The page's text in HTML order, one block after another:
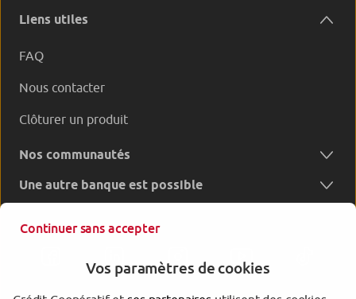
Liens utiles
FAQ
Nous contacter
Clôturer un produit
Nos communautés
Une autre banque est possible
Continuer sans accepter
Vos paramètres de cookies